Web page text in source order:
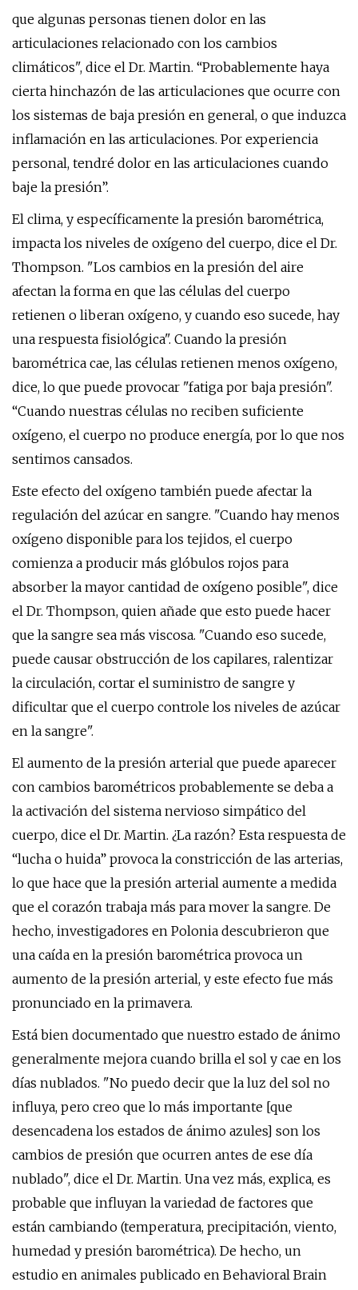
que algunas personas tienen dolor en las
articulaciones relacionado con los cambios
climáticos", dice el Dr. Martin. “Probablemente haya
cierta hinchazón de las articulaciones que ocurre con
los sistemas de baja presión en general, o que induzca
inflamación en las articulaciones. Por experiencia
personal, tendré dolor en las articulaciones cuando
baje la presión”.
El clima, y ​​específicamente la presión barométrica,
impacta los niveles de oxígeno del cuerpo, dice el Dr.
Thompson. "Los cambios en la presión del aire
afectan la forma en que las células del cuerpo
retienen o liberan oxígeno, y cuando eso sucede, hay
una respuesta fisiológica". Cuando la presión
barométrica cae, las células retienen menos oxígeno,
dice, lo que puede provocar "fatiga por baja presión".
“Cuando nuestras células no reciben suficiente
oxígeno, el cuerpo no produce energía, por lo que nos
sentimos cansados.
Este efecto del oxígeno también puede afectar la
regulación del azúcar en sangre. "Cuando hay menos
oxígeno disponible para los tejidos, el cuerpo
comienza a producir más glóbulos rojos para
absorber la mayor cantidad de oxígeno posible", dice
el Dr. Thompson, quien añade que esto puede hacer
que la sangre sea más viscosa. "Cuando eso sucede,
puede causar obstrucción de los capilares, ralentizar
la circulación, cortar el suministro de sangre y
dificultar que el cuerpo controle los niveles de azúcar
en la sangre".
El aumento de la presión arterial que puede aparecer
con cambios barométricos probablemente se deba a
la activación del sistema nervioso simpático del
cuerpo, dice el Dr. Martin. ¿La razón? Esta respuesta de
“lucha o huida” provoca la constricción de las arterias,
lo que hace que la presión arterial aumente a medida
que el corazón trabaja más para mover la sangre. De
hecho, investigadores en Polonia descubrieron que
una caída en la presión barométrica provoca un
aumento de la presión arterial, y este efecto fue más
pronunciado en la primavera.
Está bien documentado que nuestro estado de ánimo
generalmente mejora cuando brilla el sol y cae en los
días nublados. "No puedo decir que la luz del sol no
influya, pero creo que lo más importante [que
desencadena los estados de ánimo azules] son ​​los
cambios de presión que ocurren antes de ese día
nublado", dice el Dr. Martin. Una vez más, explica, es
probable que influyan la variedad de factores que
están cambiando (temperatura, precipitación, viento,
humedad y presión barométrica). De hecho, un
estudio en animales publicado en Behavioral Brain